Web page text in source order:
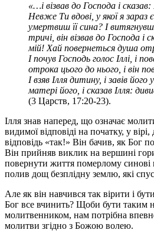
«…і візвав до Господа і
Невже Ти вдові, у якої я зараз
умертвиш її сина? І
тричі, він візвав до Господа і
мій! Хай повернеться душа
І почув Господь голос Іллі, і
отрока цього до нього, і він
І взяв Ілля дитину, і завів його
матері його, і сказав Ілля:
(3 Царств, 17:20-23).
Ілля знав наперед, що означає
видимої відповіді на початку, у
відповідь «так!» Він бачив, як Бог
Він прийняв виклик на вершині
повернути життя померлому синові
полив дощ безплідну землю, які
Але як він навчився так вірити і
Бог все вчинить? Щоби бути таким
молитвенником, нам потрібна
молитви згідно з Божою волею.